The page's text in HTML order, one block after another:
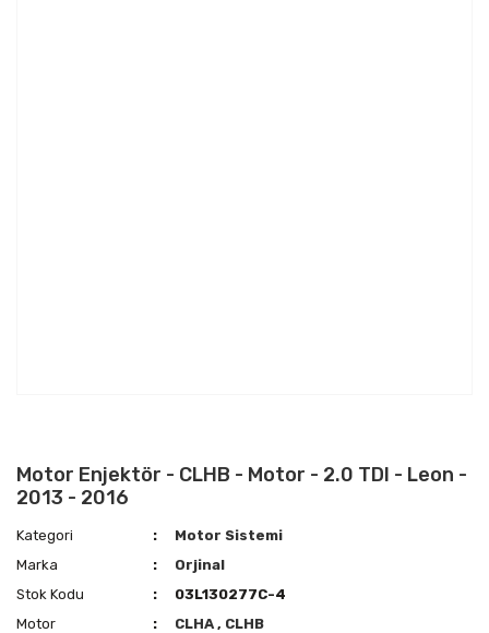
Motor Enjektör - CLHB - Motor - 2.0 TDI - Leon -
2013 - 2016
Kategori
Motor Sistemi
Marka
Orjinal
Stok Kodu
03L130277C-4
Motor
CLHA, CLHB